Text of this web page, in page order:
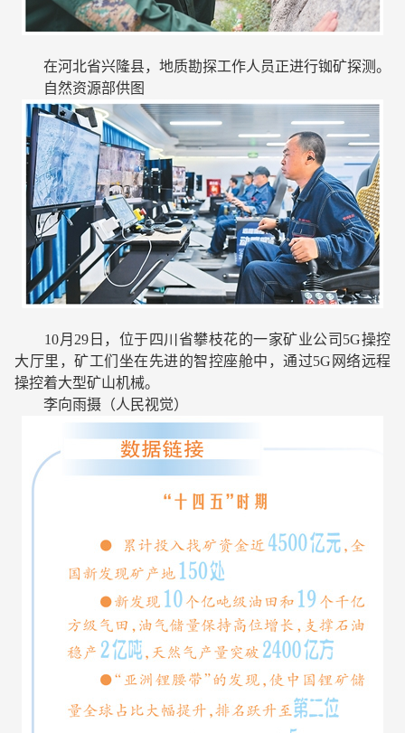
在河北省兴隆县，地质勘探工作人员正进行铷矿探测。
自然资源部供图
10月29日，位于四川省攀枝花的一家矿业公司5G操控
大厅里，矿工们坐在先进的智控座舱中，通过5G网络远程
操控着大型矿山机械。
李向雨摄（人民视觉）